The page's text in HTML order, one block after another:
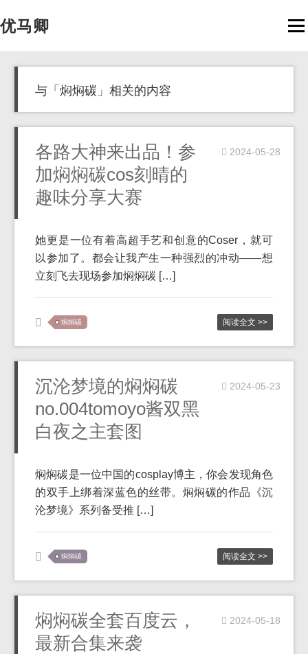
优马卿
与「焖焖碳」相关的内容
各路大神来出品！参
加焖焖碳cos刻晴的
趣味分享大赛
2024-05-28
她更是一位有着高超手艺和创意的Coser，就可
以参加了。都会让我产生一种强烈的冲动——想
立刻飞去现场参加焖焖碳 […]
焖焖碳 阅读全文 >>
沉沦梦境的焖焖碳
no.004tomoyo酱双黑
白夜之主套图
2024-05-23
焖焖碳是一位中国的cosplay博主，你会发现角色
的双手上绑着深蓝色的丝带。焖焖碳的作品《沉
沦梦境》系列备受推 […]
焖焖碳 阅读全文 >>
焖焖碳全套百度云，
最新合集来袭
2024-05-18